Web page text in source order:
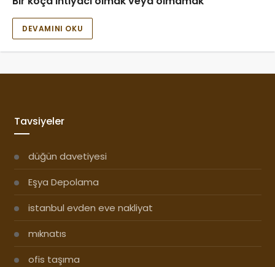
DEVAMINI OKU
Tavsiyeler
düğün davetiyesi
Eşya Depolama
istanbul evden eve nakliyat
mıknatıs
ofis taşıma